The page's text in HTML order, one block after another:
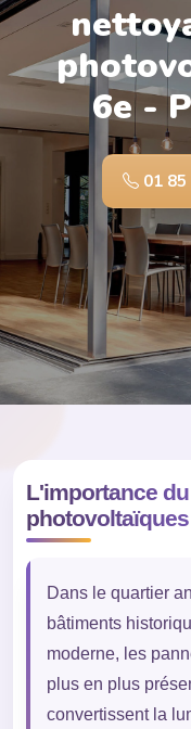
6e -
01
L'importance
photovoltaïques
Dans le quartier
bâtiments
moderne, les
plus en plus
convertissent la